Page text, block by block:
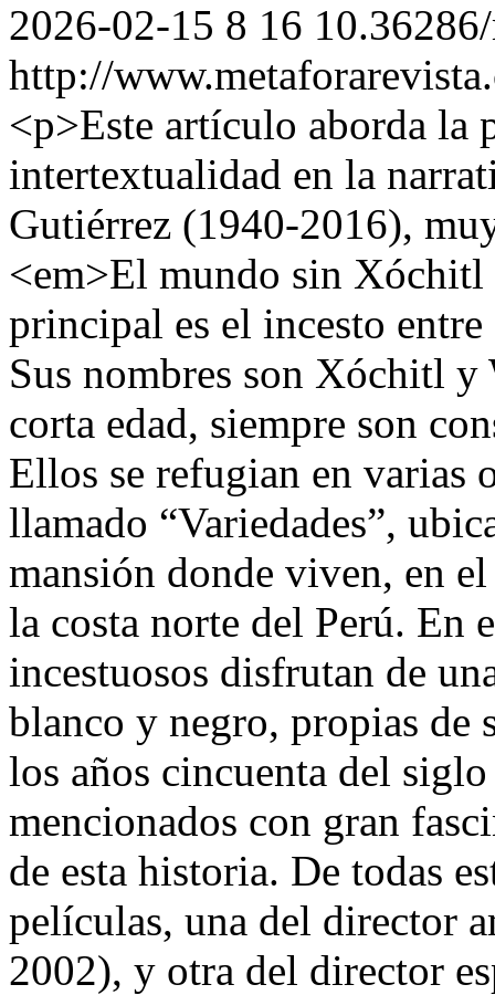
2026-02-15 8 16
http://
<p>Este artículo aborda la
intertextualidad en la
Gutiérrez (1940-2016),
<em>El mundo sin
principal es el incesto
Sus nombres son Xóchitl y
corta edad, siempre son
Ellos se refugian en varias
llamado “Variedades”,
mansión donde viven, en
la costa norte del Perú. En
incestuosos disfrutan de
blanco y negro, propias de
los años cincuenta del
mencionados con gran
de esta historia. De todas
películas, una del director
2002), y otra del director